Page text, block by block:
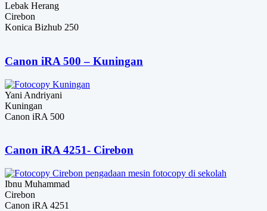
Lebak Herang
Cirebon
Konica Bizhub 250
Canon iRA 500 – Kuningan
Yani Andriyani
Kuningan
Canon iRA 500
Canon iRA 4251- Cirebon
Ibnu Muhammad
Cirebon
Canon iRA 4251